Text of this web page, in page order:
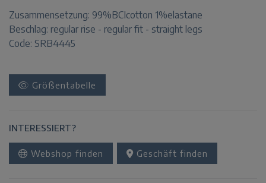
Zusammensetzung: 99%BCIcotton 1%elastane
Beschlag: regular rise - regular fit - straight legs
Code: SRB4445
Größentabelle
INTERESSIERT?
Webshop finden Geschäft finden